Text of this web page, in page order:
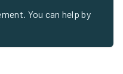
You can help by